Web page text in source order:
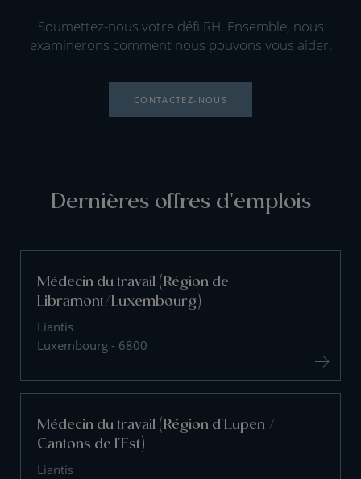
Soumettez-nous votre défi RH. Ensemble, nous
examinerons comment nous pouvons vous aider.
CONTACTEZ-NOUS
Dernières offres d'emplois
Médecin du travail (Région de
Libramont/Luxembourg)
Liantis
Luxembourg - 6800
Médecin du travail (Région d'Eupen /
Cantons de l'Est)
Liantis